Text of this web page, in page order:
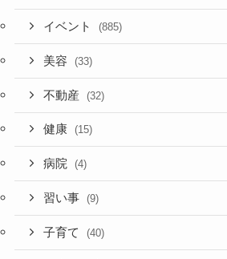
イベント (885)
美容 (33)
不動産 (32)
健康 (15)
病院 (4)
習い事 (9)
子育て (40)